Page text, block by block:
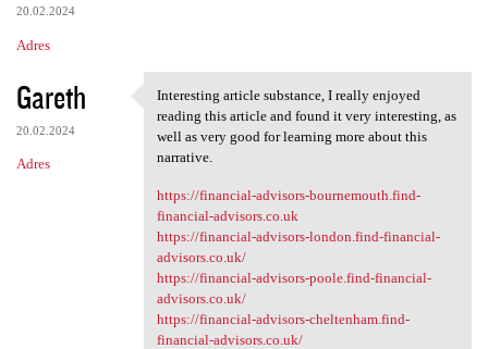
20.02.2024
Adres
Gareth
20.02.2024
Adres
Interesting article substance
Interesting article substance, I really enjoyed
reading this article and found it very interesting, as
well as very good for learning more about this
narrative.
https://financial-advisors-bournemouth.find-
financial-advisors.co.uk
https://financial-advisors-london.find-financial-
advisors.co.uk/
https://financial-advisors-poole.find-financial-
advisors.co.uk/
https://financial-advisors-cheltenham.find-
financial-advisors.co.uk/